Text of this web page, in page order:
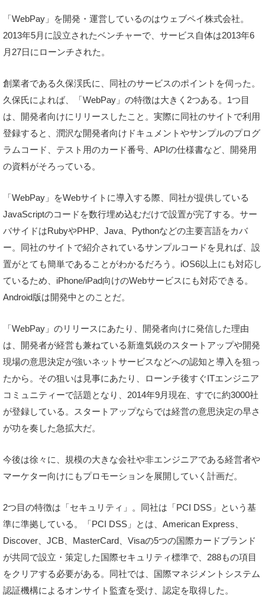
「WebPay」を開発・運営しているのはウェブペイ株式会社。
2013年5月に設立されたベンチャーで、サービス自体は2013年6
月27日にローンチされた。
創業者である久保渓氏に、同社のサービスのポイントを伺った。
久保氏によれば、「WebPay」の特徴は大きく2つある。1つ目
は、開発者向けにリリースしたこと。実際に同社のサイトで利用
登録すると、潤沢な開発者向けドキュメントやサンプルのプログ
ラムコード、テスト用のカード番号、APIの仕様書など、開発用
の資料がそろっている。
「WebPay」をWebサイトに導入する際、同社が提供している
JavaScriptのコードを数行埋め込むだけで設置が完了する。サー
バサイドはRubyやPHP、Java、Pythonなどの主要言語をカバ
ー。同社のサイトで紹介されているサンプルコードを見れば、設
置がとても簡単であることがわかるだろう。iOS6以上にも対応し
ているため、iPhone/iPad向けのWebサービスにも対応できる。
Android版は開発中とのことだ。
「WebPay」のリリースにあたり、開発者向けに発信した理由
は、開発者が経営も兼ねている新進気鋭のスタートアップや開発
現場の意思決定が強いネットサービスなどへの認知と導入を狙っ
たから。その狙いは見事にあたり、ローンチ後すぐITエンジニア
コミュニティーで話題となり、2014年9月現在、すでに約3000社
が登録している。スタートアップならでは経営の意思決定の早さ
が功を奏した急拡大だ。
今後は徐々に、規模の大きな会社や非エンジニアである経営者や
マーケター向けにもプロモーションを展開していく計画だ。
2つ目の特徴は「セキュリティ」。同社は「PCI DSS」という基
準に準拠している。「PCI DSS」とは、American Express、
Discover、JCB、MasterCard、Visaの5つの国際カードブランド
が共同で設立・策定した国際セキュリティ標準で、288もの項目
をクリアする必要がある。同社では、国際マネジメントシステム
認証機構によるオンサイト監査を受け、認定を取得した。